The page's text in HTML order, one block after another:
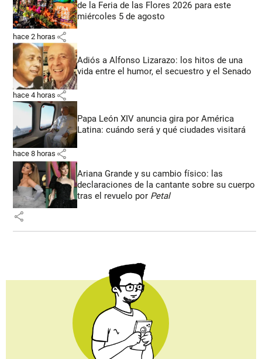
de la Feria de las Flores 2026 para este
miércoles 5 de agosto
hace 2 horas share
Adiós a Alfonso Lizarazo: los hitos de una
vida entre el humor, el secuestro y el Senado
hace 4 horas share
Papa León XIV anuncia gira por América
Latina: cuándo será y qué ciudades visitará
hace 8 horas share
Ariana Grande y su cambio físico: las
declaraciones de la cantante sobre su cuerpo
tras el revuelo por Petal
share